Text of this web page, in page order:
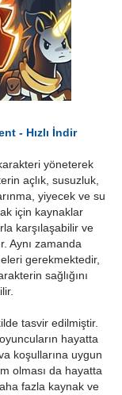
- Hızlı İndir
yöneterek
açlık, susuzluk,
yiyecek ve su
için kaynaklar
karşılaşabilir ve
Aynı zamanda
gerekmektedir,
sağlığını
tasvir edilmiştir.
hayatta
koşullarına uygun
olması da hayatta
fazla kaynak ve